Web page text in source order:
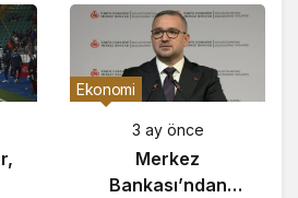
Son Dakika
3 ay önce
Çaykur Rizespor,
Beşiktaş’ı